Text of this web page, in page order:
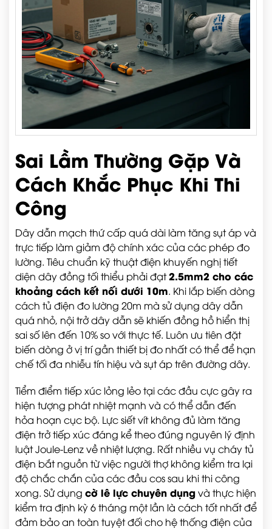
Sai Lầm Thường Gặp Và
Cách Khắc Phục Khi Thi
Công
Dây dẫn mạch thứ cấp quá dài làm tăng sụt áp và
trực tiếp làm giảm độ chính xác của các phép đo
lường. Tiêu chuẩn kỹ thuật điện khuyến nghị tiết
diện dây đồng tối thiểu phải đạt2.5mm2 cho các
khoảng cách kết nối dưới 10m. Khi lắp biến dòng
cách tủ điện đo lường 20m mà sử dụng dây dẫn
quá nhỏ, nội trở dây dẫn sẽ khiến đồng hồ hiển thị
sai số lên đến 10% so với thực tế. Luôn ưu tiên đặt
biến dòng ở vị trí gần thiết bị đo nhất có thể để hạn
chế tối đa nhiễu tín hiệu và sụt áp trên đường dây.
Tiểm điểm tiếp xúc lỏng lẻo tại các đầu cực gây ra
hiện tượng phát nhiệt mạnh và có thể dẫn đến
hỏa hoạn cục bộ. Lực siết vít không đủ làm tăng
điện trở tiếp xúc đáng kể theo đúng nguyên lý định
luật Joule-Lenz về nhiệt lượng. Rất nhiều vụ cháy tủ
điện bắt nguồn từ việc người thợ không kiểm tra lại
độ chắc chắn của các đầu cos sau khi thi công
xong. Sử dụng cờ lê lực chuyên dụngvà thực hiện
kiểm tra định kỳ 6 tháng một lần là cách tốt nhất để
đảm bảo an toàn tuyệt đối cho hệ thống điện của